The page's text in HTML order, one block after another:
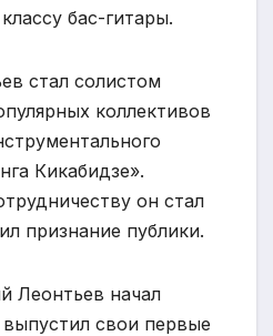
бас-гитары.
стал солистом
коллективов
Кикабидзе».
он стал
признание публики.
Леонтьев начал
свои первые